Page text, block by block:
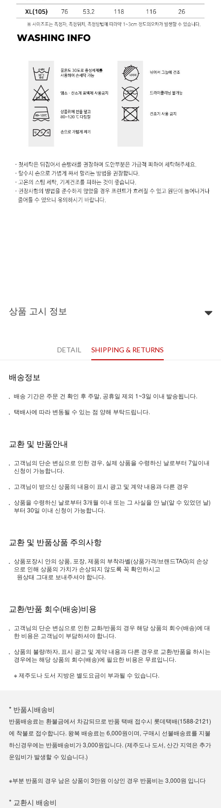
상품 고시 정보
DETAIL SHIPPING & RETURNS
배송정보
배송 기간은 주문 건 확인 후 주말, 공휴일 제외 1~3일 이내 발송됩니다.
택배사에 따라 변동될 수 있는 점 양해 부탁드립니다.
교환 및 반품안내
고객님의 단순 변심으로 인한 경우, 실제 상품을 수령하신 날로부터 7일이내
신청이 가능합니다.
고객님이 받으신 상품의 내용이 표시 광고 및 계약 내용과 다른 경우
상품을 수령하신 날로부터 3개월 이내 또는 그 사실을 안 날(알 수 있었던 날)
부터 30일 이내 신청이 가능합니다.
교환 및 반품상품 주의사항
상품포장시 안의 상품, 포장, 제품의 부착라벨(상품가격/브랜드TAG)의 손상
으로 인해 상품의 가치가 손상되지 않도록 꼭 확인하시고
원상태 그대로 보내주셔야 합니다.
교환/반품 회수(배송)비용
고객님의 단순 변심으로 인한 교화/반품의 경우 해당 상품의 회수(배송)에 대
한 비용은 고객님이 부담하셔야 합니다.
상품의 불량/하자, 표시 광고 및 계약 내용과 다른 경우로 교환/반품을 하시는
경우에는 해당 상품의 회수(배송)에 필요한 비용은 무료입니다.
※ 제주도나 도서 지방은 별도요금이 부과될 수 있습니다.
* 반품시배송비
반품배송료는 환불금에서 차감되므로 반품 택배 접수시 롯데택배(1588-2121)
에 착불로 접수합니다. 왕복 배송료는 6,000원이며, 구매시 선불배송료를 지불
하신경우에는 반품배송비가 3,000원입니다. (제주도나 도서, 산간 지역은 추가
운임비가 발생할 수 있습니다.)
※부분 반품의 경우 남은 상품이 3만원 이상인 경우 반품비는 3,000원 입니다
* 교환시 배송비